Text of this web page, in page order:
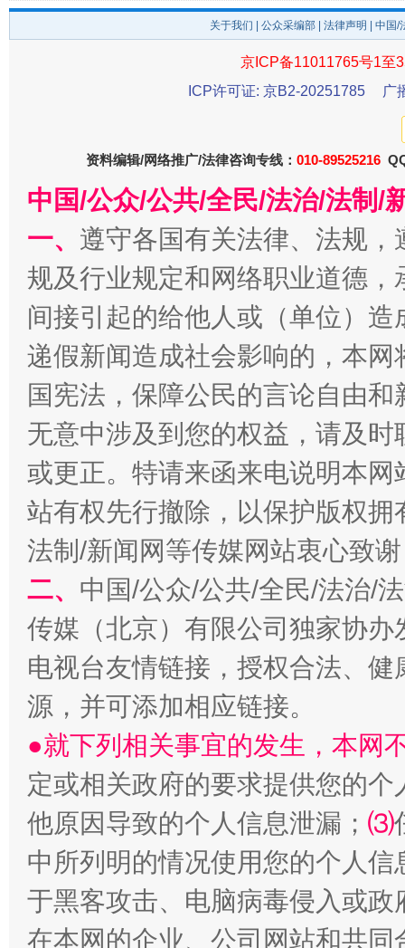
一批国家标准开始实施 从
以产业富民促振兴 酒驾
从幼儿园到大学，有这些资助 “
事关残疾人未来5年
关于我们 公众采编部 法律声明 | 中国
京ICP备11011765号1至
ICP许可证: 京B2-20251785
广
资料编辑/网络推广/法律咨询专线： 010-89525216
中国/公众/公共/全民/法治/法制/
一、 遵守各国有关法律、法规
规及行业规定和网络职业道德
间接引起的给他人或（单位）
递假新闻造成社会影响的，本
国宪法，保障公民的言论自由
无意中涉及到您的权益，请及
或更正。特请来函来电说明本
站有权先行撤除，以保护版权
法制/新闻网等传媒网站衷心致
二、 中国/公众/公共/全民/法治/
传媒（北京）有限公司独家协
电视台友情链接，授权合法、
源，并可添加相应链接。
●就下列相关事宜的发生，本网
定或相关政府的要求提供您的个
他原因导致的个人信息泄漏； ⑶
中所列明的情况使用您的个人
于黑客攻击、电脑病毒侵入或
在本网的企业、公司网站和共